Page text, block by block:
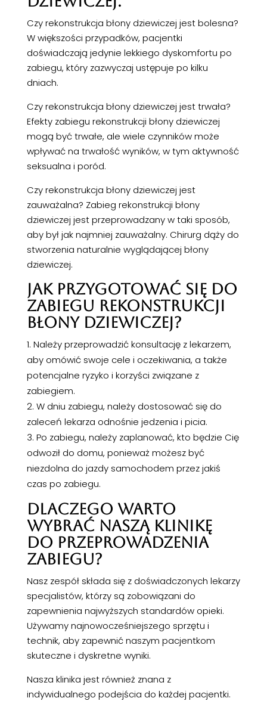
Czy rekonstrukcja błony dziewiczej jest bolesna?
W większości przypadków, pacjentki
doświadczają jedynie lekkiego dyskomfortu po
zabiegu, który zazwyczaj ustępuje po kilku
dniach.
Czy rekonstrukcja błony dziewiczej jest trwała?
Efekty zabiegu rekonstrukcji błony dziewiczej
mogą być trwałe, ale wiele czynników może
wpływać na trwałość wyników, w tym aktywność
seksualna i poród.
Czy rekonstrukcja błony dziewiczej jest
zauważalna? Zabieg rekonstrukcji błony
dziewiczej jest przeprowadzany w taki sposób,
aby był jak najmniej zauważalny. Chirurg dąży do
stworzenia naturalnie wyglądającej błony
dziewiczej.
JAK PRZYGOTOWAĆ SIĘ DO
ZABIEGU REKONSTRUKCJI
BŁONY DZIEWICZEJ?
Należy przeprowadzić konsultację z lekarzem,
aby omówić swoje cele i oczekiwania, a także
potencjalne ryzyko i korzyści związane z
zabiegiem.
W dniu zabiegu, należy dostosować się do
zaleceń lekarza odnośnie jedzenia i picia.
Po zabiegu, należy zaplanować, kto będzie Cię
odwoził do domu, ponieważ możesz być
niezdolna do jazdy samochodem przez jakiś
czas po zabiegu.
DLACZEGO WARTO
WYBRAĆ NASZĄ KLINIKĘ
DO PRZEPROWADZENIA
ZABIEGU?
Nasz zespół składa się z doświadczonych lekarzy
specjalistów, którzy są zobowiązani do
zapewnienia najwyższych standardów opieki.
Używamy najnowocześniejszego sprzętu i
technik, aby zapewnić naszym pacjentkom
skuteczne i dyskretne wyniki.
Nasza klinika jest również znana z
indywidualnego podejścia do każdej pacjentki.